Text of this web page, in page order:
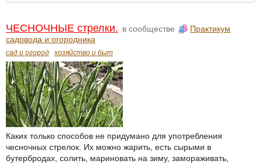
ЧЕСНОЧНЫЕ стрелки. в сообществе
Практикум
садовода и огородника
сад и огород хозяйство и быт
Каких только способов не придумано для употребления
чесночных стрелок. Их можно жарить, есть сырыми в
бутербродах, солить, мариновать на зиму, замораживать,